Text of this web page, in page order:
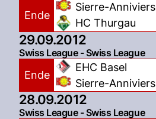
Ende
Sierre-Anniviers
HC Thurgau
29.09.2012
Swiss League - Swiss League
Ende
EHC Basel
Sierre-Anniviers
28.09.2012
Swiss League - Swiss League